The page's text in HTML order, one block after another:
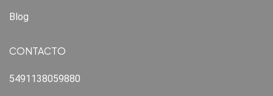
Blog
CONTACTO
5491138059880